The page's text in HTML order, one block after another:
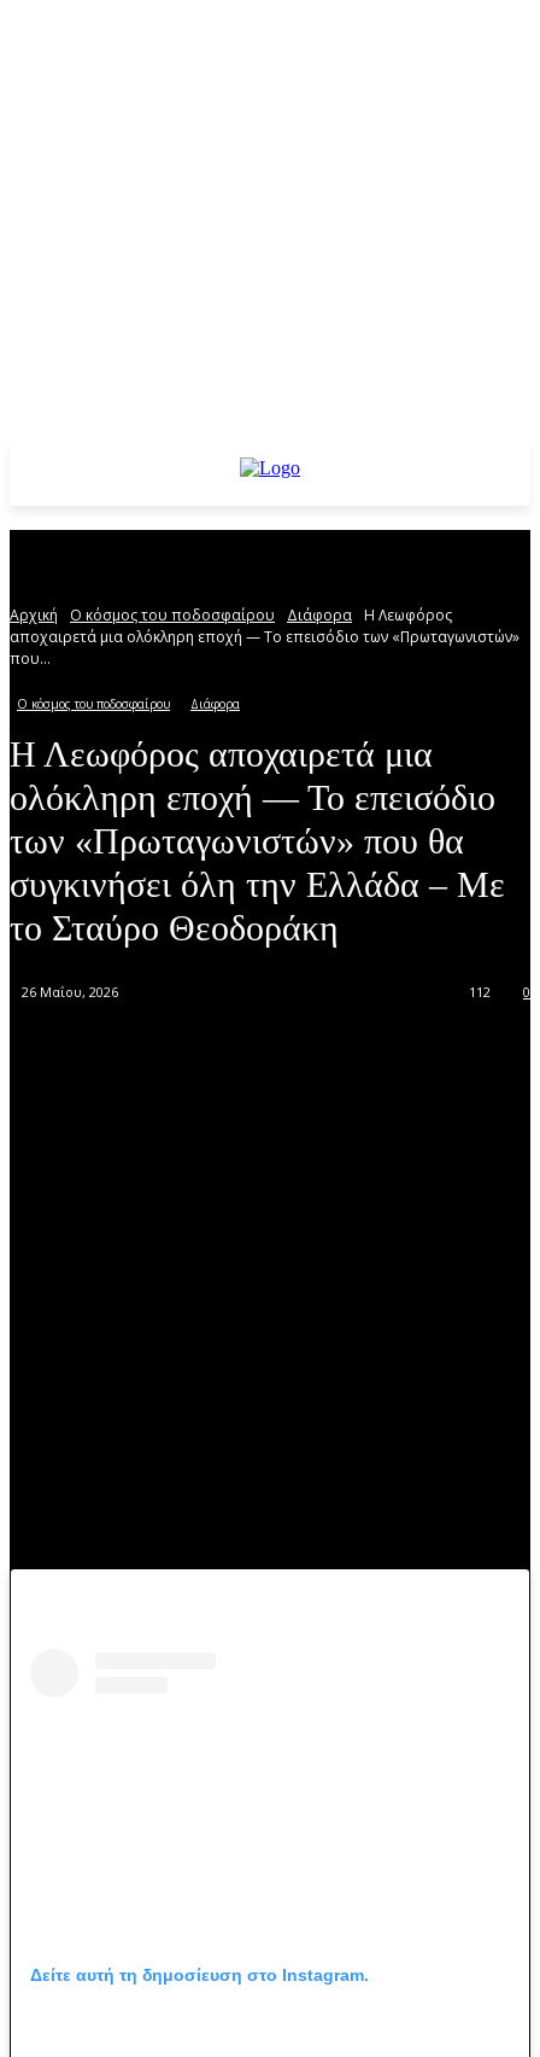
Αρχική Ο κόσμος του ποδοσφαίρου Διάφορα Η Λεωφόρος
αποχαιρετά μια ολόκληρη εποχή — Το επεισόδιο των «Πρωταγωνιστών»
που...
Ο κόσμος του ποδοσφαίρου Διάφορα
Η Λεωφόρος αποχαιρετά μια
ολόκληρη εποχή — Το επεισόδιο
των «Πρωταγωνιστών» που θα
συγκινήσει όλη την Ελλάδα – Με
το Σταύρο Θεοδοράκη
26 Μαΐου, 2026 0
112
Δείτε αυτή τη δημοσίευση στο Instagram.